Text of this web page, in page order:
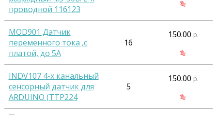
проводной 116123
MOD901 Датчик
переменного тока ,с
платой, до 5А
16
150.00 р.
INDV107 4-х канальный
сенсорный датчик для
ARDUINO (TTP224
5
150.00 р.